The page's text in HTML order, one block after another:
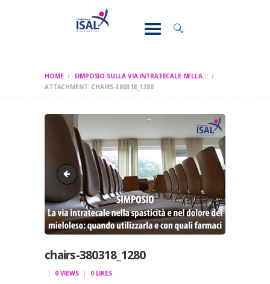
HOME
SIMPOSIO SULLA VIA INTRATECALE NELLA...
ATTACHMENT: CHAIRS-380318_1280
CONOSCI IL
DOLORE
RICERCA
FORMAZIONE
CHI SIAMO
save the date sulmona 22 novembre 2024 - simposio
chairs-380318_1280
0 VIEWS 0 LIKES